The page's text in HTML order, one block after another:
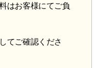
はお客様にてご負
てご確認くださ